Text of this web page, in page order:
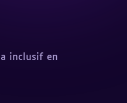
inclusif en